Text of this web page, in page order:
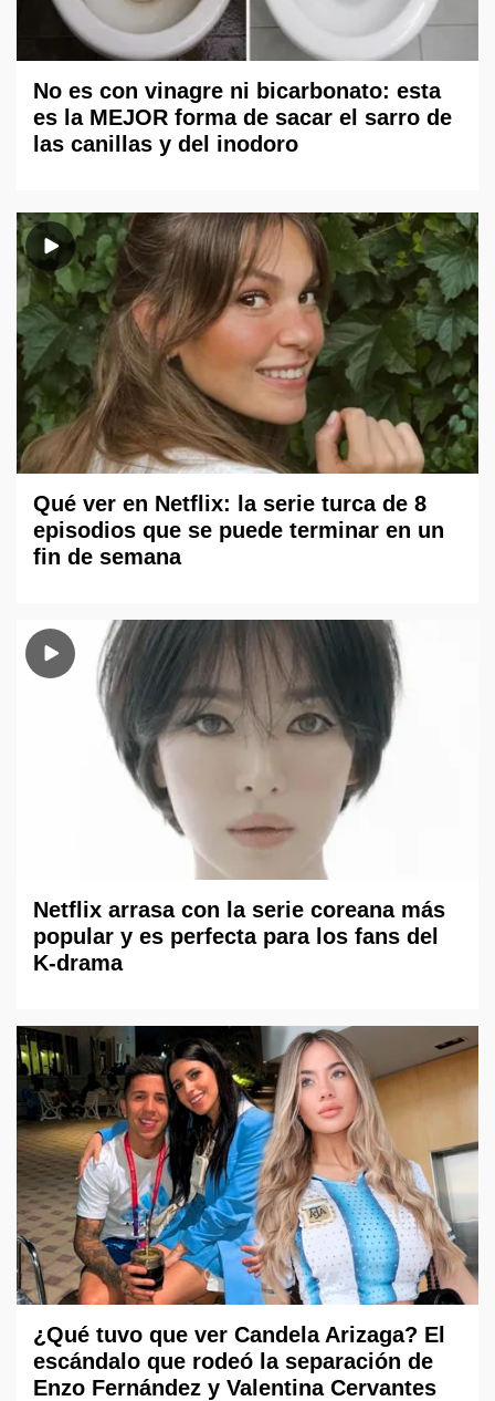
No es con vinagre ni bicarbonato: esta
es la MEJOR forma de sacar el sarro de
las canillas y del inodoro
Qué ver en Netflix: la serie turca de 8
episodios que se puede terminar en un
fin de semana
Netflix arrasa con la serie coreana más
popular y es perfecta para los fans del
K-drama
¿Qué tuvo que ver Candela Arizaga? El
escándalo que rodeó la separación de
Enzo Fernández y Valentina Cervantes